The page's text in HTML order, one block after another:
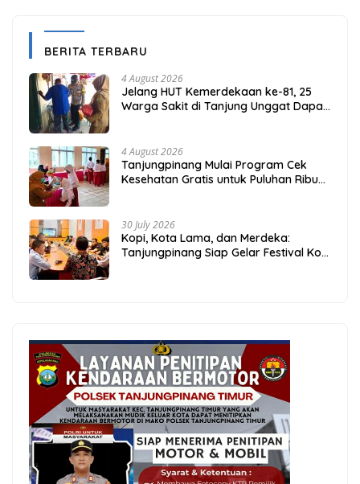
BERITA TERBARU
4 August 2026
Jelang HUT Kemerdekaan ke-81, 25
Warga Sakit di Tanjung Unggat Dapat
4 August 2026
Tanjungpinang Mulai Program Cek
Kesehatan Gratis untuk Puluhan Ribu
30 July 2026
Kopi, Kota Lama, dan Merdeka:
Tanjungpinang Siap Gelar Festival Kopi